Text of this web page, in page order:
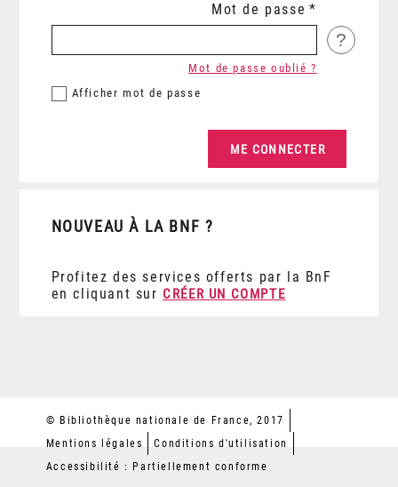
Mot de passe
?
Afficher mot de passe
Mot de passe oublié ?
NOUVEAU À LA BNF ?
Profitez des services offerts par la BnF
en cliquant sur CRÉER UN COMPTE
© Bibliothèque nationale de France, 2017
Mentions légales
Conditions d'utilisation
Accessibilité : Partiellement conforme